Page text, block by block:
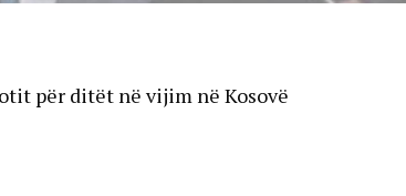
për ditët në vijim në Kosovë